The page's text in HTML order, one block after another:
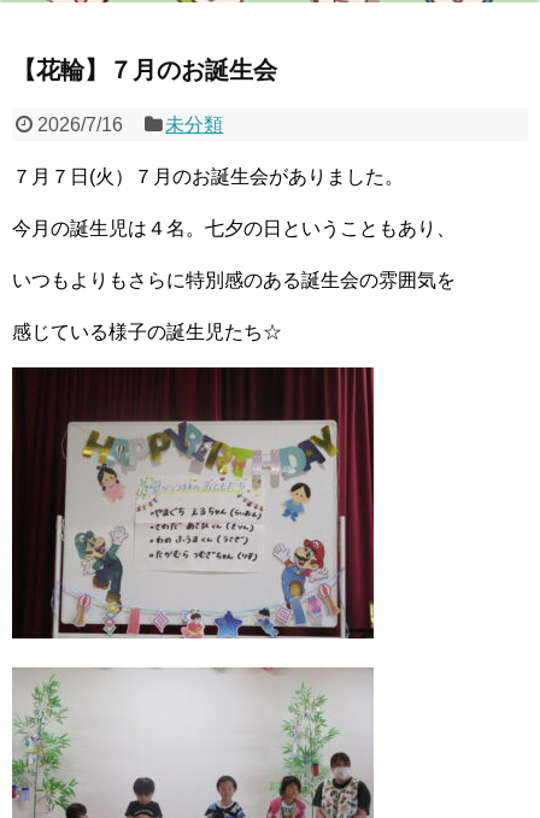
【花輪】７月のお誕生会
2026/7/16 未分類
７月７日(火）７月のお誕生会がありました。
今月の誕生児は４名。七夕の日ということもあり、
いつもよりもさらに特別感のある誕生会の雰囲気を
感じている様子の誕生児たち☆